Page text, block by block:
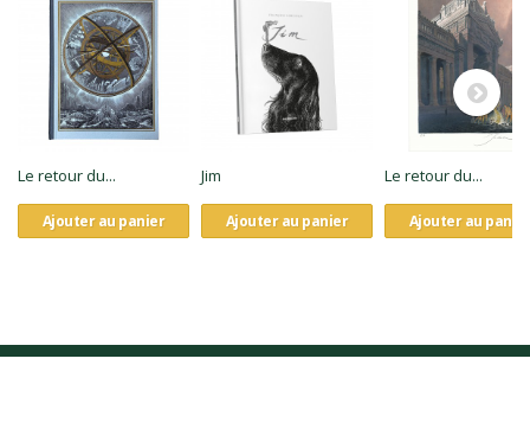
Le retour du...
Ajouter au panier
Jim
Ajouter au panier
Le retour du...
Ajouter au